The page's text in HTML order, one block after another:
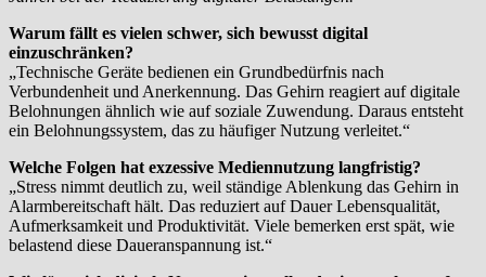
Warum fällt es vielen schwer, sich bewusst digital
einzuschränken?
„Technische Geräte bedienen ein Grundbedürfnis nach
Verbundenheit und Anerkennung. Das Gehirn reagiert auf digitale
Belohnungen ähnlich wie auf soziale Zuwendung. Daraus entsteht
ein Belohnungssystem, das zu häufiger Nutzung verleitet.“
Welche Folgen hat exzessive Mediennutzung langfristig?
„Stress nimmt deutlich zu, weil ständige Ablenkung das Gehirn in
Alarmbereitschaft hält. Das reduziert auf Dauer Lebensqualität,
Aufmerksamkeit und Produktivität. Viele bemerken erst spät, wie
belastend diese Daueranspannung ist.“